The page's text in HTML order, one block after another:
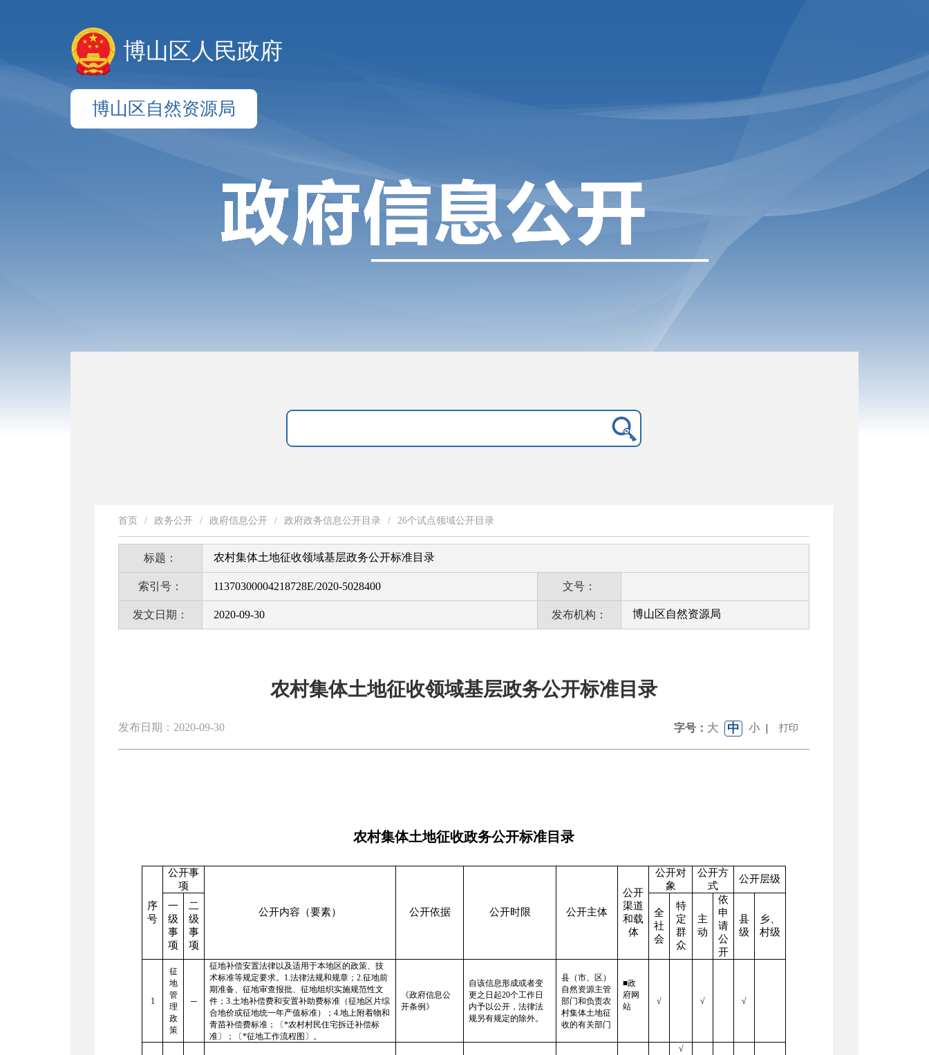
博山区人民政府
博山区自然资源局
首页 / 政务公开 / 政府信息公开 / 政府政务信息公开目录 / 26个试点领域公开目录
标题： 农村集体土地征收领域基层政务公开标准目录
索引号： 11370300004218728E/2020-5028400 文号：
发文日期： 2020-09-30 发布机构： 博山区自然资源局
农村集体土地征收领域基层政务公开标准目录
发布日期：2020-09-30 字号： 大 中 小 | 打印
农村集体土地征收政务公开标准目录
序
号
公开事
项
公开内容（要素） 公开依据 公开时限 公开主体
公开
渠道
和载
体
公开对
象
公开方
式
公开层级
一
级
事
项
二
级
事
项
全
社
会
特
定
群
众
主
动
依
申
请
公
开
县
级
乡、
村级
1
征
地
管
理
政
策
─
征地补偿安置法律以及适用于本地区的政策、技
术标准等规定要求。1.法律法规和规章；2.征地前
期准备、征地审查报批、征地组织实施规范性文
件；3.土地补偿费和安置补助费标准（征地区片综
合地价或征地统一年产值标准）；4.地上附着物和
青苗补偿费标准；〔*农村村民住宅拆迁补偿标
准〕；〔*征地工作流程图〕。
《政府信息公
开条例》
自该信息形成或者变
更之日起20个工作日
内予以公开，法律法
规另有规定的除外。
县（市、区）
自然资源主管
部门和负责农
村集体土地征
收的有关部门
■政
府网
站
√ √ √
√